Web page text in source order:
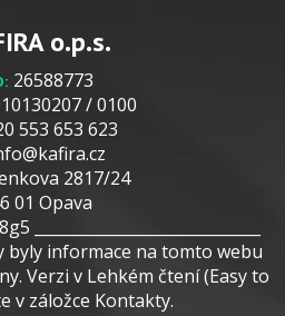
o.p.s.
26588773
/ 0100
553 653 623
2817/24
01 Opava
byly informace na tomto webu
Verzi v Lehkém čtení (Easy to
v záložce Kontakty.